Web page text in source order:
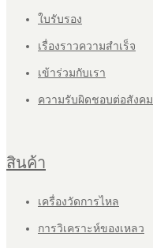
ใบรับรอง
เรื่องราวความสำเร็จ
เข้าร่วมกับเรา
ความรับผิดชอบต่อสังคม
สินค้า
เครื่องวัดการไหล
การวิเคราะห์ของเหลว